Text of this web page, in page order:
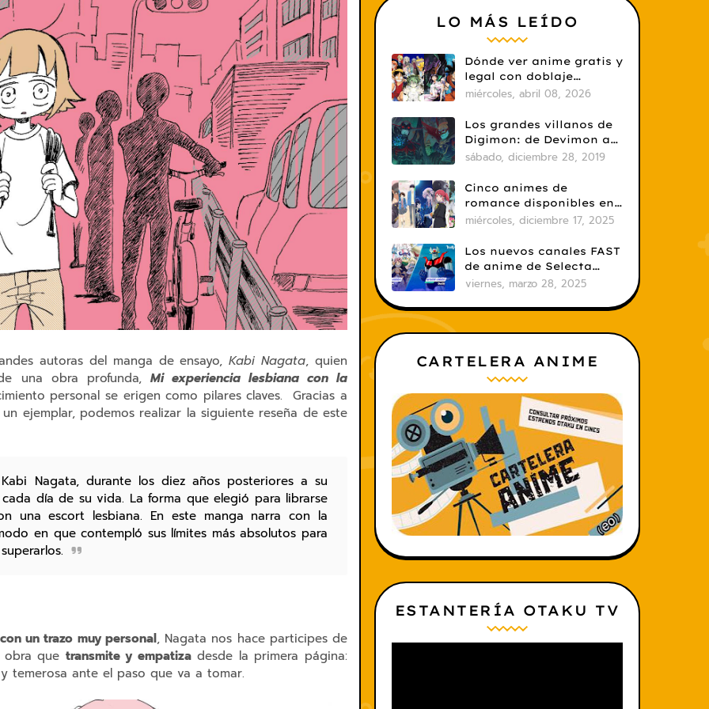
autoras del manga de ensayo,Kabi Nagata, quien
una obra profunda, Mi experiencia lesbiana con la
personal se erigen como pilares claves. Gracias a
ejemplar, podemos realizar la siguiente reseña de este
Nagata, durante los diez años posteriores a su
día de su vida. La forma que elegió para librarse
una escort lesbiana. En este manga narra con la
en que contempló sus límites más absolutos para
un trazo muy personal, Nagata nos hace participes de
obra que transmite y empatizadesde la primera página:
temerosa ante el paso que va a tomar.
LO MÁS LEÍDO
Dónde ver anime gratis y
legal con doblaje
castellano en 2026
miércoles, abril 08, 2026
Los grandes villanos de
Digimon: de Devimon a
Digimon Emperador
sábado, diciembre 28, 2019
Cinco animes de
romance disponibles en
Crunchyroll
miércoles, diciembre 17, 2025
Los nuevos canales FAST
de anime de Selecta
Visión: un salto
viernes, marzo 28, 2025
CARTELERA ANIME
ESTANTERÍA OTAKU TV